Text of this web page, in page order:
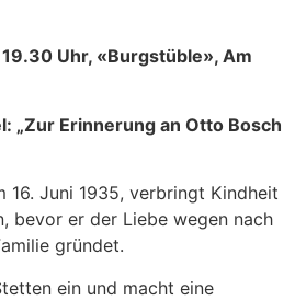
Uhr, «Burgstüble», Am
„Zur Erinnerung an Otto Bosch
16. Juni 1935, verbringt Kindheit
bevor er der Liebe wegen nach
gründet.
ein und macht eine